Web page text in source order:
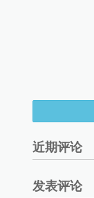
近期评论
发表评论